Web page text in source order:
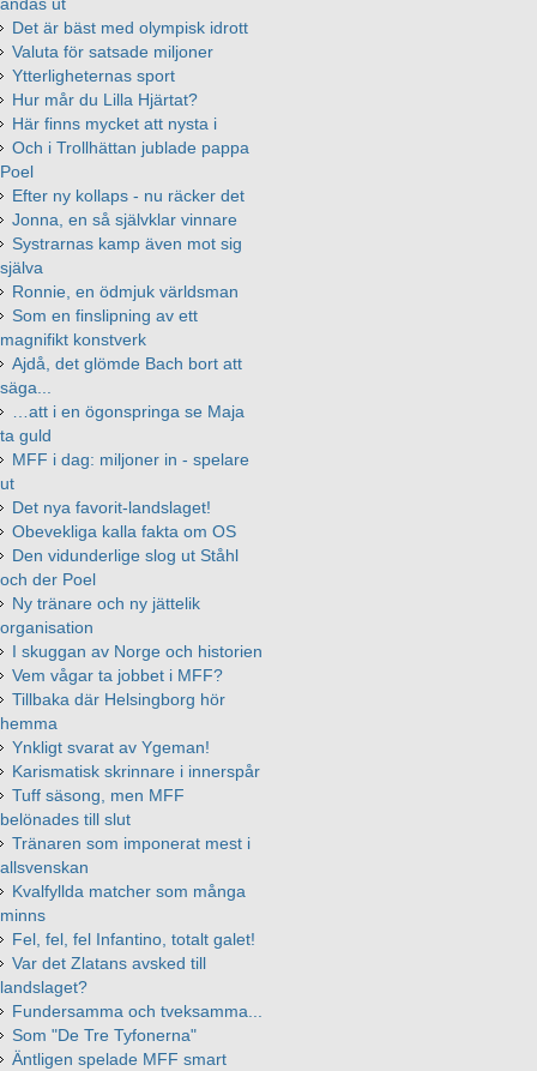
Det är bäst med olympisk idrott
Valuta för satsade miljoner
Ytterligheternas sport
Hur mår du Lilla Hjärtat?
Här finns mycket att nysta i
Och i Trollhättan jublade pappa
Poel
Efter ny kollaps - nu räcker det
Jonna, en så självklar vinnare
Systrarnas kamp även mot sig
själva
Ronnie, en ödmjuk världsman
Som en finslipning av ett
magnifikt konstverk
Ajdå, det glömde Bach bort att
säga...
…att i en ögonspringa se Maja
ta guld
MFF i dag: miljoner in - spelare
ut
Det nya favorit-landslaget!
Obevekliga kalla fakta om OS
Den vidunderlige slog ut Ståhl
och der Poel
Ny tränare och ny jättelik
organisation
I skuggan av Norge och historien
Vem vågar ta jobbet i MFF?
Tillbaka där Helsingborg hör
hemma
Ynkligt svarat av Ygeman!
Karismatisk skrinnare i innerspår
Tuff säsong, men MFF
belönades till slut
Tränaren som imponerat mest i
allsvenskan
Kvalfyllda matcher som många
minns
Fel, fel, fel Infantino, totalt galet!
Var det Zlatans avsked till
landslaget?
Fundersamma och tveksamma...
Som "De Tre Tyfonerna"
Äntligen spelade MFF smart